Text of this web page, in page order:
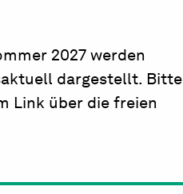
2027 werden
dargestellt. Bitte
Link über die freien